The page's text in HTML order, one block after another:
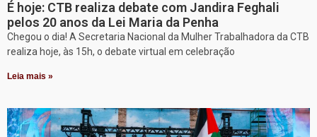
É hoje: CTB realiza debate com Jandira Feghali
pelos 20 anos da Lei Maria da Penha
Chegou o dia! A Secretaria Nacional da Mulher Trabalhadora da CTB
realiza hoje, às 15h, o debate virtual em celebração
Leia mais »